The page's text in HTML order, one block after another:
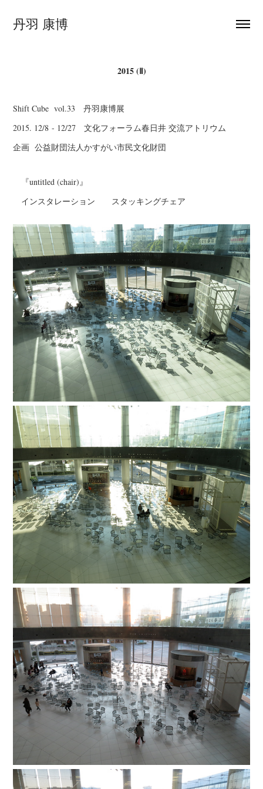
丹羽 康博
2015 (Ⅱ)
Shift Cube vol.33 丹羽康博展
2015. 12/8 - 12/27 文化フォーラム春日井 交流アトリウム
企画 公益財団法人かすがい市民文化財団
『untitled (chair)』
インスタレーション スタッキングチェア